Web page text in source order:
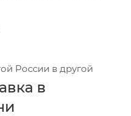
России в другой
в